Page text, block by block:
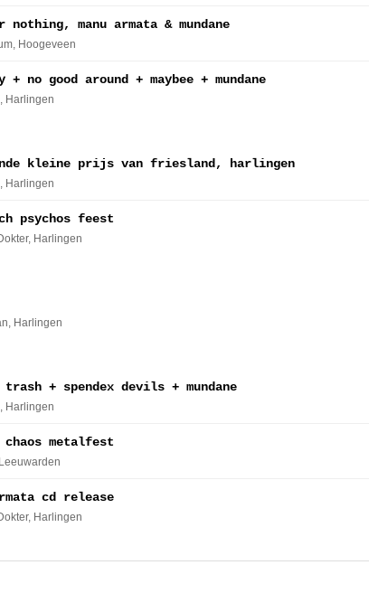
manu armata & mundane
, Hoogeveen
+ no good around + maybee + mundane
, Harlingen
kleine prijs van friesland, harlingen
, Harlingen
psychos feest
, Harlingen
, Harlingen
trash + spendex devils + mundane
, Harlingen
chaos metalfest
cd release
, Harlingen